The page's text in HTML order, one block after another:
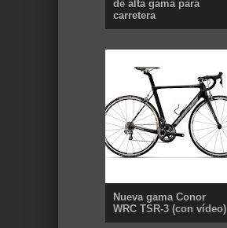
de alta gama para
carretera
Nueva gama Conor
WRC TSR-3 (con vídeo)